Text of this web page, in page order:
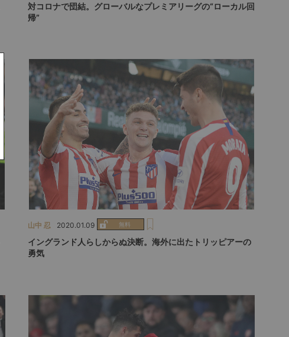
対コロナで団結。グローバルなプレミアリーグの“ローカル回
帰”
山中 忍 2020.01.09
イングランド人らしからぬ決断。海外に出たトリッピアーの
勇気